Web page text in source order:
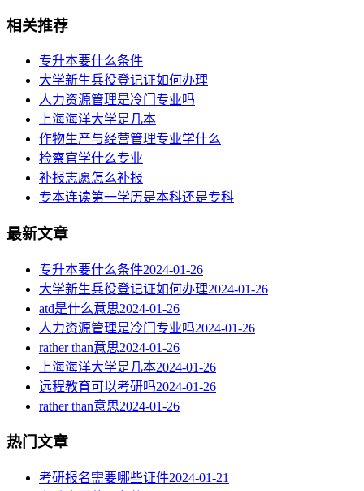
相关推荐
专升本要什么条件
大学新生兵役登记证如何办理
人力资源管理是冷门专业吗
上海海洋大学是几本
作物生产与经营管理专业学什么
检察官学什么专业
补报志愿怎么补报
专本连读第一学历是本科还是专科
最新文章
专升本要什么条件2024-01-26
大学新生兵役登记证如何办理2024-01-26
atd是什么意思2024-01-26
人力资源管理是冷门专业吗2024-01-26
rather than意思2024-01-26
上海海洋大学是几本2024-01-26
远程教育可以考研吗2024-01-26
rather than意思2024-01-26
热门文章
考研报名需要哪些证件2024-01-21